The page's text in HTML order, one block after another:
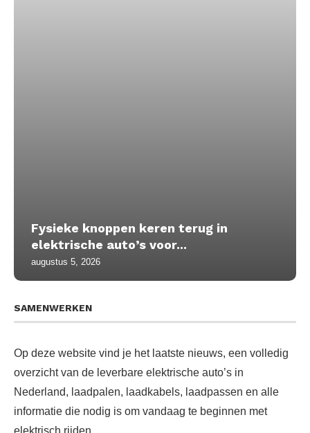
Fysieke knoppen keren terug in
elektrische auto’s voor...
augustus 5, 2026
SAMENWERKEN
Op deze website vind je het laatste nieuws, een volledig
overzicht van de leverbare elektrische auto’s in
Nederland, laadpalen, laadkabels, laadpassen en alle
informatie die nodig is om vandaag te beginnen met
elektrisch rijden.